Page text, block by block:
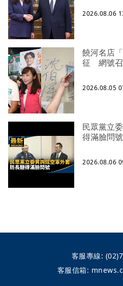
2026.08.06
饒河名店
征 網號召
2026.08.05
民眾黨立
得滿臉問號
2026.08.06
客服專線:
客服信箱: